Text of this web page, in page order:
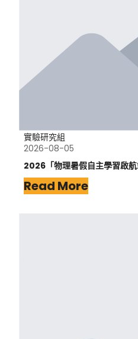
實驗研究組
2026-08-05
2026「物理暑假自主學習啟
Read More